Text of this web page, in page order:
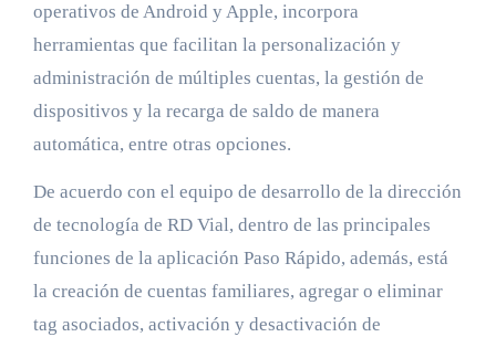
operativos de Android y Apple, incorpora
herramientas que facilitan la personalización y
administración de múltiples cuentas, la gestión de
dispositivos y la recarga de saldo de manera
automática, entre otras opciones.
De acuerdo con el equipo de desarrollo de la dirección
de tecnología de RD Vial, dentro de las principales
funciones de la aplicación Paso Rápido, además, está
la creación de cuentas familiares, agregar o eliminar
tag asociados, activación y desactivación de